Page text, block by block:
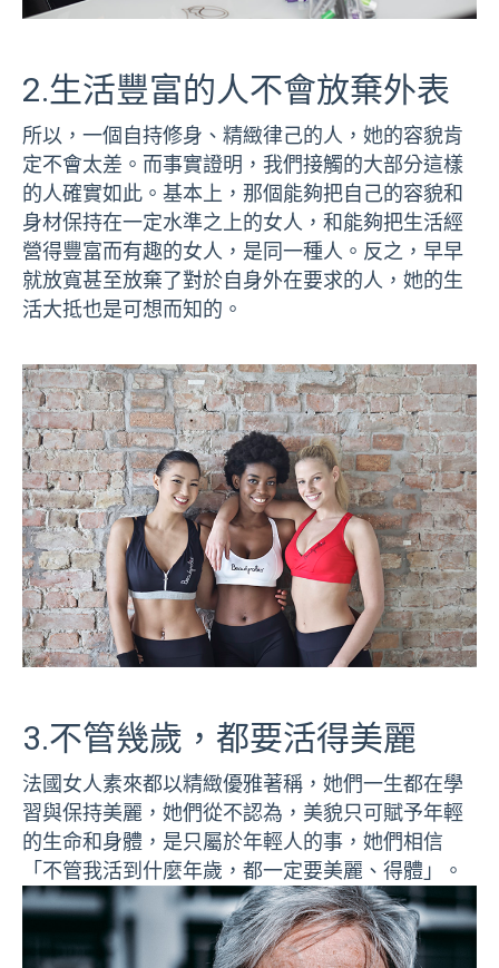
2.生活豐富的人不會放棄外表
所以，一個自持修身、精緻律己的人，她的容貌肯
定不會太差。而事實證明，我們接觸的大部分這樣
的人確實如此。基本上，那個能夠把自己的容貌和
身材保持在一定水準之上的女人，和能夠把生活經
營得豐富而有趣的女人，是同一種人。反之，早早
就放寬甚至放棄了對於自身外在要求的人，她的生
活大抵也是可想而知的。
3.不管幾歲，都要活得美麗
法國女人素來都以精緻優雅著稱，她們一生都在學
習與保持美麗，她們從不認為，美貌只可賦予年輕
的生命和身體，是只屬於年輕人的事，她們相信
「不管我活到什麼年歲，都一定要美麗、得體」。